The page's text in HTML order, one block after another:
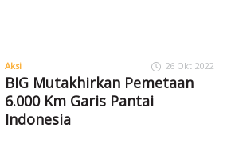
Aksi 26 Okt 2022
BIG Mutakhirkan Pemetaan
6.000 Km Garis Pantai
Indonesia